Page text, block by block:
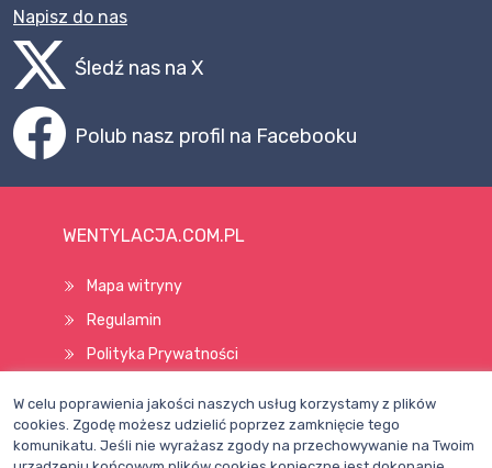
Napisz do nas
Śledź nas na X
Polub nasz profil na Facebooku
WENTYLACJA.COM.PL
Mapa witryny
Regulamin
Polityka Prywatności
W celu poprawienia jakości naszych usług korzystamy z plików
cookies. Zgodę możesz udzielić poprzez zamknięcie tego
komunikatu. Jeśli nie wyrażasz zgody na przechowywanie na Twoim